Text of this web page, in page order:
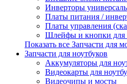
Инверторы
Платы питания /
Платы управления
Шлейфы и кнопки для
Показать все Запчасти для
Запчасти для ноутбуков
Аккумуляторы для
Видеокарты для
Видеочипы и мосты